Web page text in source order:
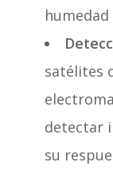
satélites
detectar
su